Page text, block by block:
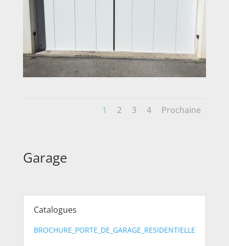
1 2 3 4 Prochaine
Garage
Catalogues
BROCHURE_PORTE_DE_GARAGE_RESIDENTIELLE